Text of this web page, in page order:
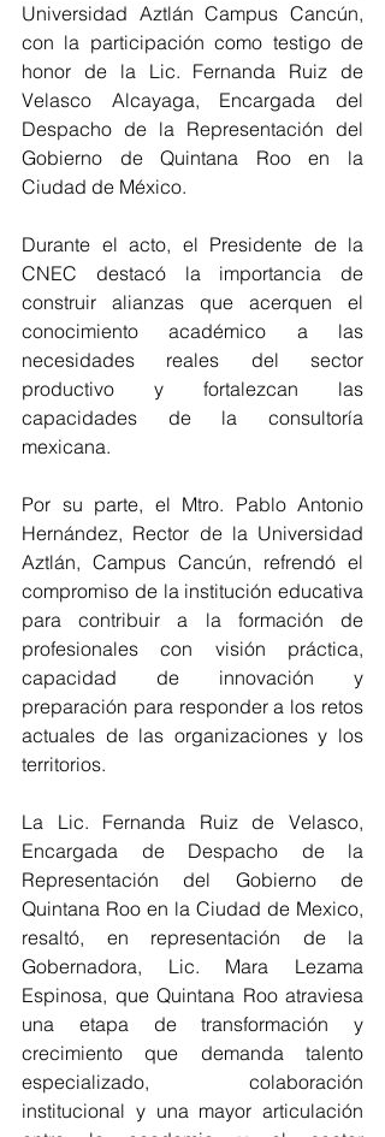
Universidad Aztlán Campus Cancún,
con la participación como testigo de
honor de la Lic. Fernanda Ruiz de
Velasco Alcayaga, Encargada del
Despacho de la Representación del
Gobierno de Quintana Roo en la
Ciudad de México.
Durante el acto, el Presidente de la
CNEC destacó la importancia de
construir alianzas que acerquen el
conocimiento académico a las
necesidades reales del sector
productivo y fortalezcan las
capacidades de la consultoría
mexicana.
Por su parte, el Mtro. Pablo Antonio
Hernández, Rector de la Universidad
Aztlán, Campus Cancún, refrendó el
compromiso de la institución educativa
para contribuir a la formación de
profesionales con visión práctica,
capacidad de innovación y
preparación para responder a los retos
actuales de las organizaciones y los
territorios.
La Lic. Fernanda Ruiz de Velasco,
Encargada de Despacho de la
Representación del Gobierno de
Quintana Roo en la Ciudad de Mexico,
resaltó, en representación de la
Gobernadora, Lic. Mara Lezama
Espinosa, que Quintana Roo atraviesa
una etapa de transformación y
crecimiento que demanda talento
especializado, colaboración
institucional y una mayor articulación